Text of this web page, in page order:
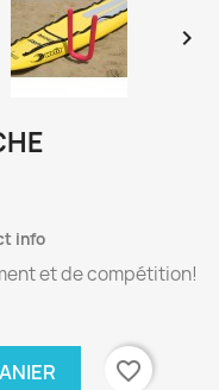

info
et de compétition!
favorite_border